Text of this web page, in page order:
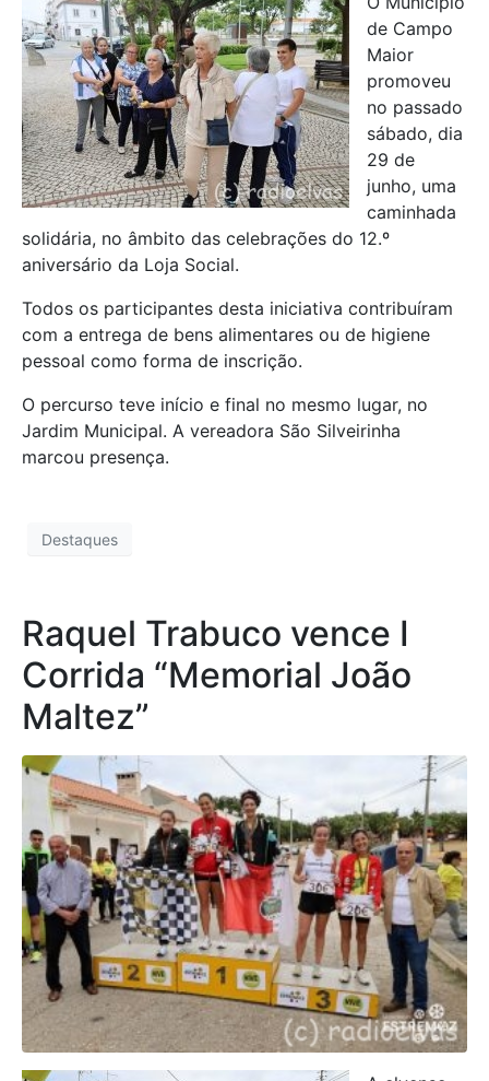
de Campo
Maior
promoveu
no passado
sábado, dia
29 de
junho, uma
caminhada
solidária, no âmbito das celebrações do 12.º
aniversário da Loja Social.
Todos os participantes desta iniciativa contribuíram
com a entrega de bens alimentares ou de higiene
pessoal como forma de inscrição.
O percurso teve início e final no mesmo lugar, no
Jardim Municipal. A vereadora São Silveirinha
marcou presença.
Destaques
Raquel Trabuco vence I
Corrida “Memorial João
Maltez”